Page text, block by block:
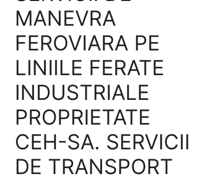
MANEVRA
FEROVIARA PE
LINIILE FERATE
INDUSTRIALE
PROPRIETATE
CEH-SA. SERVICII
DE TRANSPORT